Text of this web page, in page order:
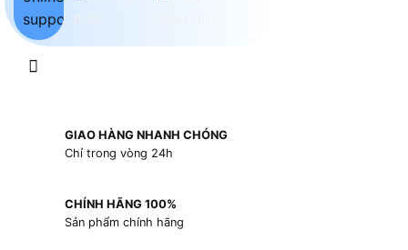
GIAO HÀNG NHANH CHÓNG
Chỉ trong vòng 24h
CHÍNH HÃNG 100%
Sản phẩm chính hãng